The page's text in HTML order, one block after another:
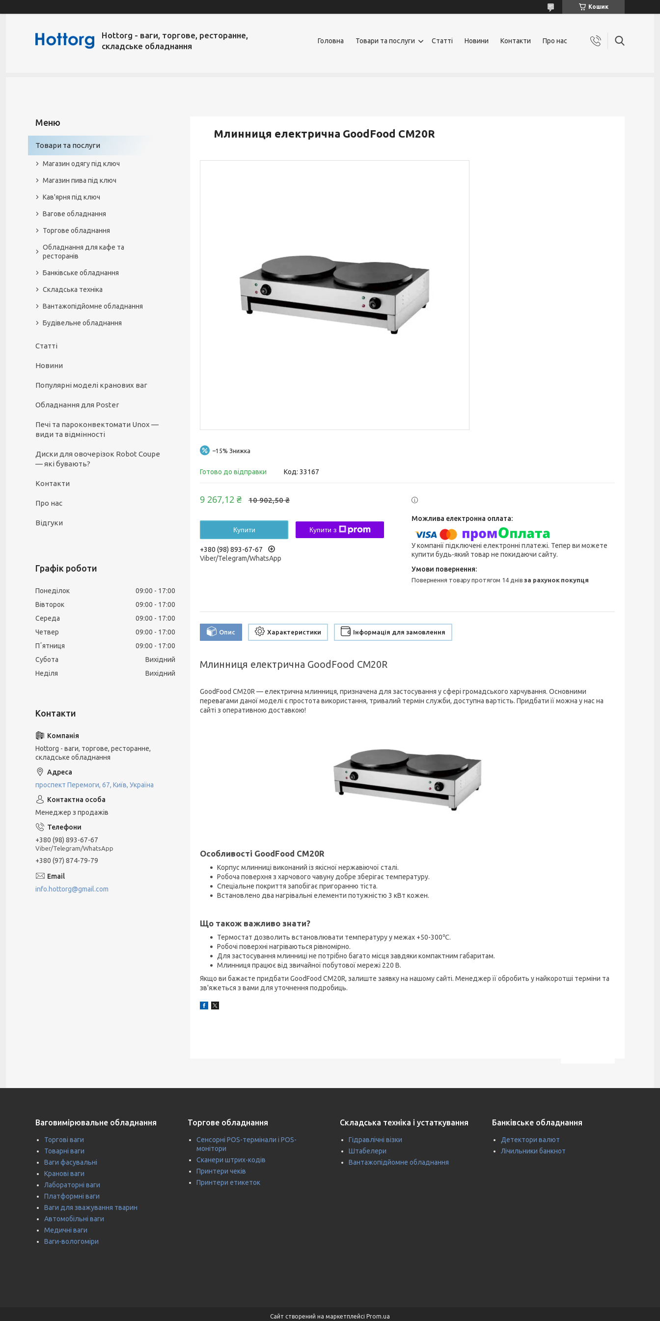
Кошик
Hottorg - ваги, торгове, ресторанне,
складське обладнання
Головна Товари та послуги Статті Новини Контакти Про нас
Млинниця електрична GoodFood CM20R
–15%
Готово до відправки Код: 33167
10 902,50 ₴
9 267,12 ₴
Купити Купити з
+380 (98) 893-67-67
Viber/Telegram/WhatsApp
У компанії підключені електронні платежі. Тепер ви можете
купити будь-який товар не покидаючи сайту.
повернення товару протягом 14 днівза рахунок покупця
Опис Характеристики Інформація для замовлення
Млинниця електрична GoodFood CM20R
GoodFood CM20R — електрична млинниця, призначена для застосування у сфері громадського харчування. Основними
перевагами даної моделі є простота використання, тривалий термін служби, доступна вартість. Придбати її можна у нас на
сайті з оперативною доставкою!
Особливості GoodFood CM20R
Корпус млинниці виконаний із якісної нержавіючої сталі.
Робоча поверхня з харчового чавуну добре зберігає температуру.
Спеціальне покриття запобігає пригоранню тіста.
Встановлено два нагрівальні елементи потужністю 3 кВт кожен.
Що також важливо знати?
Термостат дозволить встановлювати температуру у межах +50-300℃.
Робочі поверхні нагріваються рівномірно.
Для застосування млинниці не потрібно багато місця завдяки компактним габаритам.
Млинниця працює від звичайної побутової мережі 220 В.
Якщо ви бажаєте придбати GoodFood CM20R, залиште заявку на нашому сайті. Менеджер її обробить у найкоротші терміни та
зв'яжеться з вами для уточнення подробиць.
Товари та послуги
Магазин одягу під ключ
Магазин пива під ключ
Кав'ярня під ключ
Вагове обладнання
Торгове обладнання
Обладнання для кафе та
ресторанів
Банківське обладнання
Складська техніка
Вантажопідйомне обладнання
Будівельне обладнання
Статті
Новини
Популярні моделі кранових ваг
Обладнання для Poster
Печі та пароконвектомати Unox —
види та відмінності
Диски для овочерізок Robot Coupe
— які бувають?
Контакти
Про нас
Відгуки
Графік роботи
Понеділок 09:00
17:00
Вівторок
09:00
17:00
Середа
09:00
17:00
Четвер
09:00
17:00
Пʼятниця
09:00
17:00
Субота
Вихідний
Неділя
Вихідний
Hottorg - ваги, торгове, ресторанне,
складське обладнання
проспект Перемоги, 67, Київ, Україна
Менеджер з продажів
+380 (98) 893-67-67
Viber/Telegram/WhatsApp
+380 (97) 874-79-79
info.hottorg@gmail.com
Ваговимірювальне обладнання
Торгові ваги
Товарні ваги
Ваги фасувальні
Кранові ваги
Лабораторні ваги
Платформні ваги
Ваги для зважування тварин
Автомобільні ваги
Медичні ваги
Ваги-вологоміри
Торгове обладнання
Сенсорні POS-термінали і POS-
монітори
Сканери штрих-кодів
Принтери чеків
Принтери етикеток
Складська техніка і устаткування
Гідравлічні візки
Штабелери
Вантажопідйомне обладнання
Банківське обладнання
Детектори валют
Лічильники банкнот
Сайт створений на маркетплейсі Prom.ua